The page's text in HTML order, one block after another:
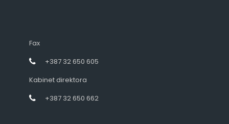
Fax
+387 32 650 605
Kabinet direktora
+387 32 650 662